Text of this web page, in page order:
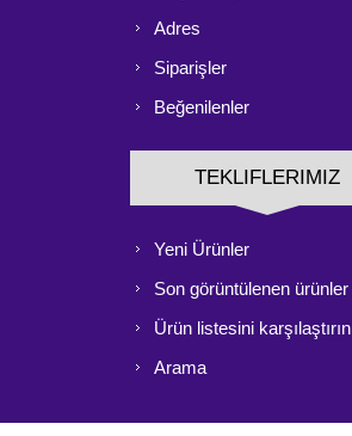
Adres
Siparişler
Beğenilenler
TEKLIFLERIMIZ
Yeni Ürünler
Son görüntülenen ürünler
Ürün listesini karşılaştırın
Arama